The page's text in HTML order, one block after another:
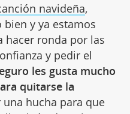
navideña,
bien y ya estamos
hacer ronda por las
y pedir el
les gusta mucho
quitarse la
una hucha para que